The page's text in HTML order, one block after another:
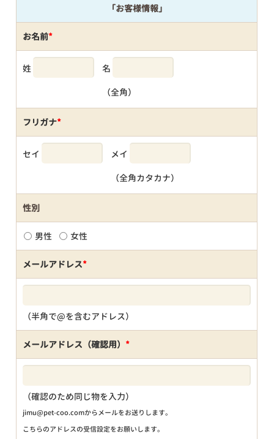
「お客様情報」
お名前*
姓 名
（全角）
フリガナ*
セイ メイ
（全角カタカナ）
性別
男性 女性
メールアドレス*
（半角で@を含むアドレス）
メールアドレス（確認用） *
（確認のため同じ物を入力）
jimu@pet-coo.comからメールをお送りします。
こちらのアドレスの受信設定をお願いします。